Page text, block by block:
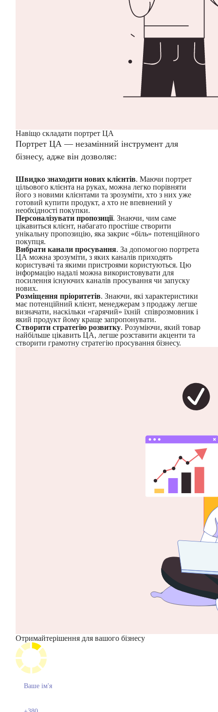
Навіщо складати портрет ЦА
Портрет ЦА — незамінний інструмент для
бізнесу, адже він дозволяє:
Швидко знаходити нових клієнтів. Маючи портрет
цільового клієнта на руках, можна легко порівняти
його з новими клієнтами та зрозуміти, хто з них уже
готовий купити продукт, а хто не впевнений у
необхідності покупки.
Персоналізувати пропозиції. Знаючи, чим саме
цікавиться клієнт, набагато простіше створити
унікальну пропозицію, яка закриє «біль» потенційного
покупця.
Вибрати канали просування. За допомогою портрета
ЦА можна зрозуміти, з яких каналів приходять
користувачі та якими пристроями користуються. Цю
інформацію надалі можна використовувати для
посилення існуючих каналів просування чи запуску
нових.
Розміщення пріоритетів. Знаючи, які характеристики
має потенційний клієнт, менеджерам з продажу легше
визначати, наскільки «гарячий» їхній співрозмовник і
який продукт йому краще запропонувати.
Створити стратегію розвитку. Розуміючи, який товар
найбільше цікавить ЦА, легше розставити акценти та
створити грамотну стратегію просування бізнесу.
Отримайтерішення для вашого бізнесу